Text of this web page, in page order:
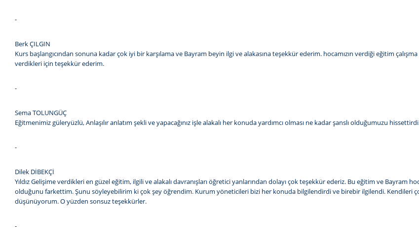
-
Berk ÇILGIN
Kurs başlangıcından sonuna kadar çok iyi bir karşılama ve Bayram beyin ilgi ve alakasına teşekkür ederim. hocamızın verdiği eğitim
verdikleri için teşekkür ederim.
-
Sema TOLUNGÜÇ
Eğitmenimiz güleryüzlü, Anlaşılır anlatım şekli ve yapacağınız işle alakalı her konuda yardımcı olması ne kadar şanslı olduğumuzu
-
Dilek DİBEKÇİ
Yıldız Gelişime verdikleri en güzel eğitim, ilgili ve alakalı davranışları öğretici yanlarından dolayı çok teşekkür ederiz. Bu eğitim ve Bayram
olduğunu farkettim. Şunu söyleyebilirim ki çok şey öğrendim. Kurum yöneticileri bizi her konuda bilgilendirdi ve birebir ilgilendi. Kendileri
düşünüyorum. O yüzden sonsuz teşekkürler.
-